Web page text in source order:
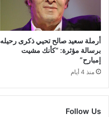
أرملة سعيد صالح تحيي ذكرى رحيله
برسالة مؤثرة: “كأنك مشيت
إمبارح”
منذ 4 أيام
Follow Us